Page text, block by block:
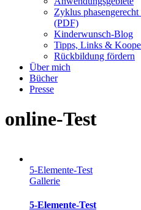
Zyklus
(PDF)
Kinderwunsch-Blog
Tipps, Links &
Rückbildung fördern
Über mich
Bücher
Presse
online-Test
5-Elemente-Test
Gallerie
5-Elemente-Test